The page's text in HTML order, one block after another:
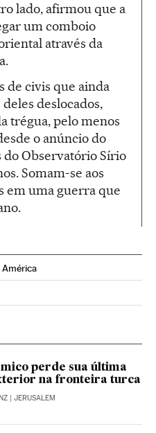
lado, afirmou que a
um comboio
através da
de civis que ainda
deslocados,
trégua, pelo menos
o anúncio do
do Observatório Sírio
Somam-se aos
em uma guerra que
América
Twitter
en Instagram
Brasil en Facebook
perde sua última
na fronteira turca
| JERUSALEM